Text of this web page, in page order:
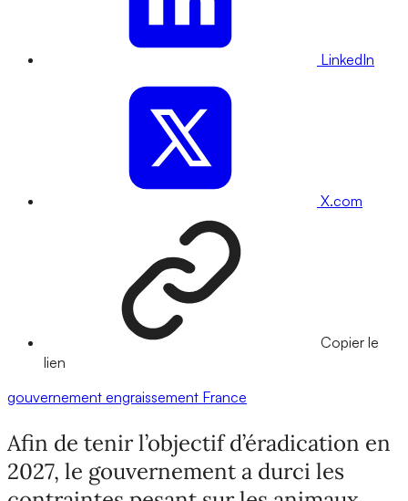
LinkedIn
X.com
Copier le
lien
gouvernement engraissement France
Afin de tenir l’objectif d’éradication en
2027, le gouvernement a durci les